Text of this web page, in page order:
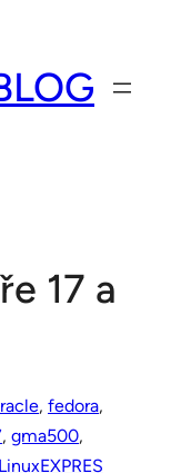
17 a
, fedora,
, gma500,
LinuxEXPRES